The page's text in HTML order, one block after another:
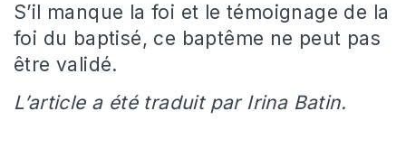
S’il manque la foi et le témoignage de la
foi du baptisé, ce baptême ne peut pas
être validé.
L’article a été traduit par Irina Batin.